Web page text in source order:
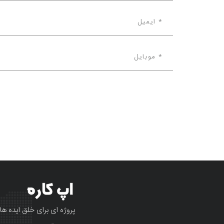
پروژه ای برای خلق ایده